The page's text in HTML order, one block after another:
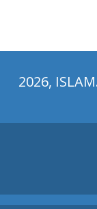
2026,